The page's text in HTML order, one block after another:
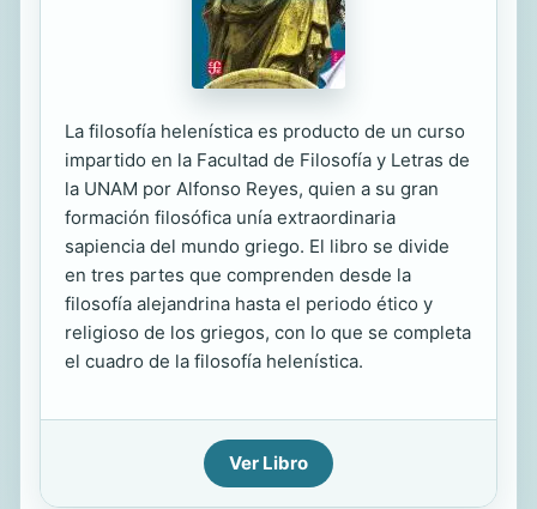
La filosofía helenística es producto de un curso
impartido en la Facultad de Filosofía y Letras de
la UNAM por Alfonso Reyes, quien a su gran
formación filosófica unía extraordinaria
sapiencia del mundo griego. El libro se divide
en tres partes que comprenden desde la
filosofía alejandrina hasta el periodo ético y
religioso de los griegos, con lo que se completa
el cuadro de la filosofía helenística.
Ver Libro